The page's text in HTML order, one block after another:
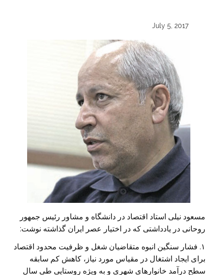
July 5, 2017
مسعود نیلی استاد اقتصاد در دانشگاه و مشاور رئیس جمهور
روحانی در یادداشتی که در اختیار عصر ایران گذاشته نوشت:
۱. فشار سنگین انبوه متقاضیان شغل و ظرفیت محدود اقتصاد
برای ایجاد اشتغال در مقیاس مورد نیاز، کاهش کم سابقه
سطح درآمد خانوارهای شهری و به ویژه روستایی طی سال